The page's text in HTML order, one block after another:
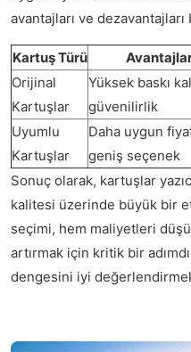
avantajları ve dezavantajları
Kartuş Türü
Orijinal
Kartuşlar
Yüksek baskı
güvenilirlik
Uyumlu
Kartuşlar
Daha uygun
geniş seçenek
Sonuç olarak, kartuşlar
kalitesi üzerinde büyük bir
seçimi, hem maliyetleri
artırmak için kritik bir
dengesini iyi